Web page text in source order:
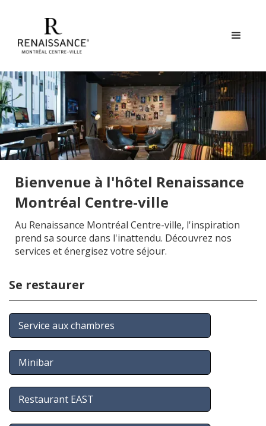
Bienvenue à l'hôtel Renaissance
Montréal Centre-ville
Au Renaissance Montréal Centre-ville, l'inspiration
prend sa source dans l'inattendu. Découvrez nos
services et énergisez votre séjour.
Se restaurer
Service aux chambres
Minibar
Restaurant EAST